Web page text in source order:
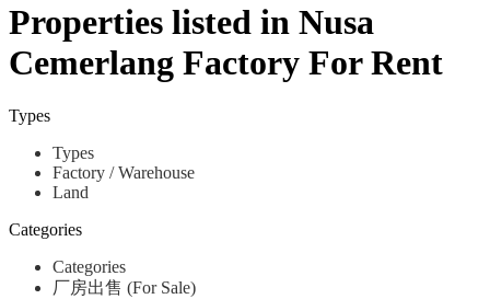
Properties listed in Nusa
Cemerlang Factory For Rent
Types
Types
Factory / Warehouse
Land
Categories
Categories
厂房出售 (For Sale)